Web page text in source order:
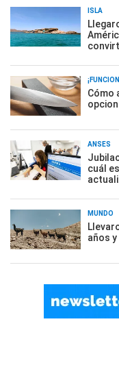
ISLA
Cómo
ANSES
cuál
MUNDO
años